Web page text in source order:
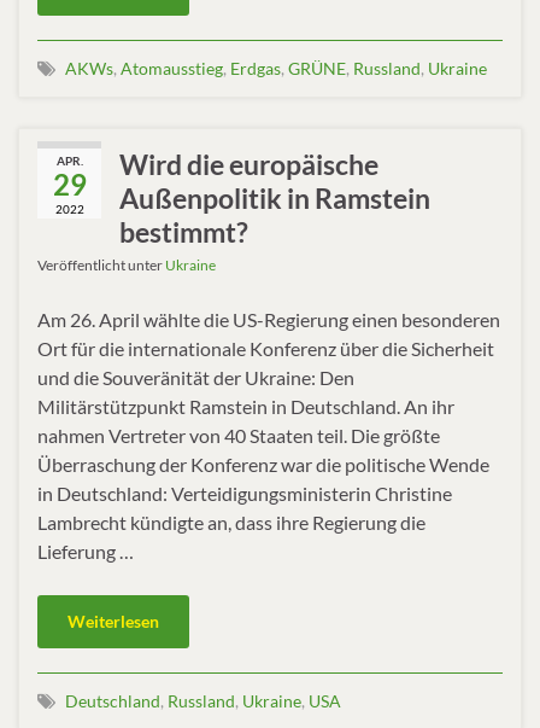
AKWs, Atomausstieg, Erdgas, GRÜNE, Russland, Ukraine
APR.
29
2022
Wird die europäische
Außenpolitik in Ramstein
bestimmt?
Veröffentlicht unter Ukraine
Am 26. April wählte die US-Regierung einen besonderen
Ort für die internationale Konferenz über die Sicherheit
und die Souveränität der Ukraine: Den
Militärstützpunkt Ramstein in Deutschland. An ihr
nahmen Vertreter von 40 Staaten teil. Die größte
Überraschung der Konferenz war die politische Wende
in Deutschland: Verteidigungsministerin Christine
Lambrecht kündigte an, dass ihre Regierung die
Lieferung …
Weiterlesen
Deutschland, Russland, Ukraine, USA